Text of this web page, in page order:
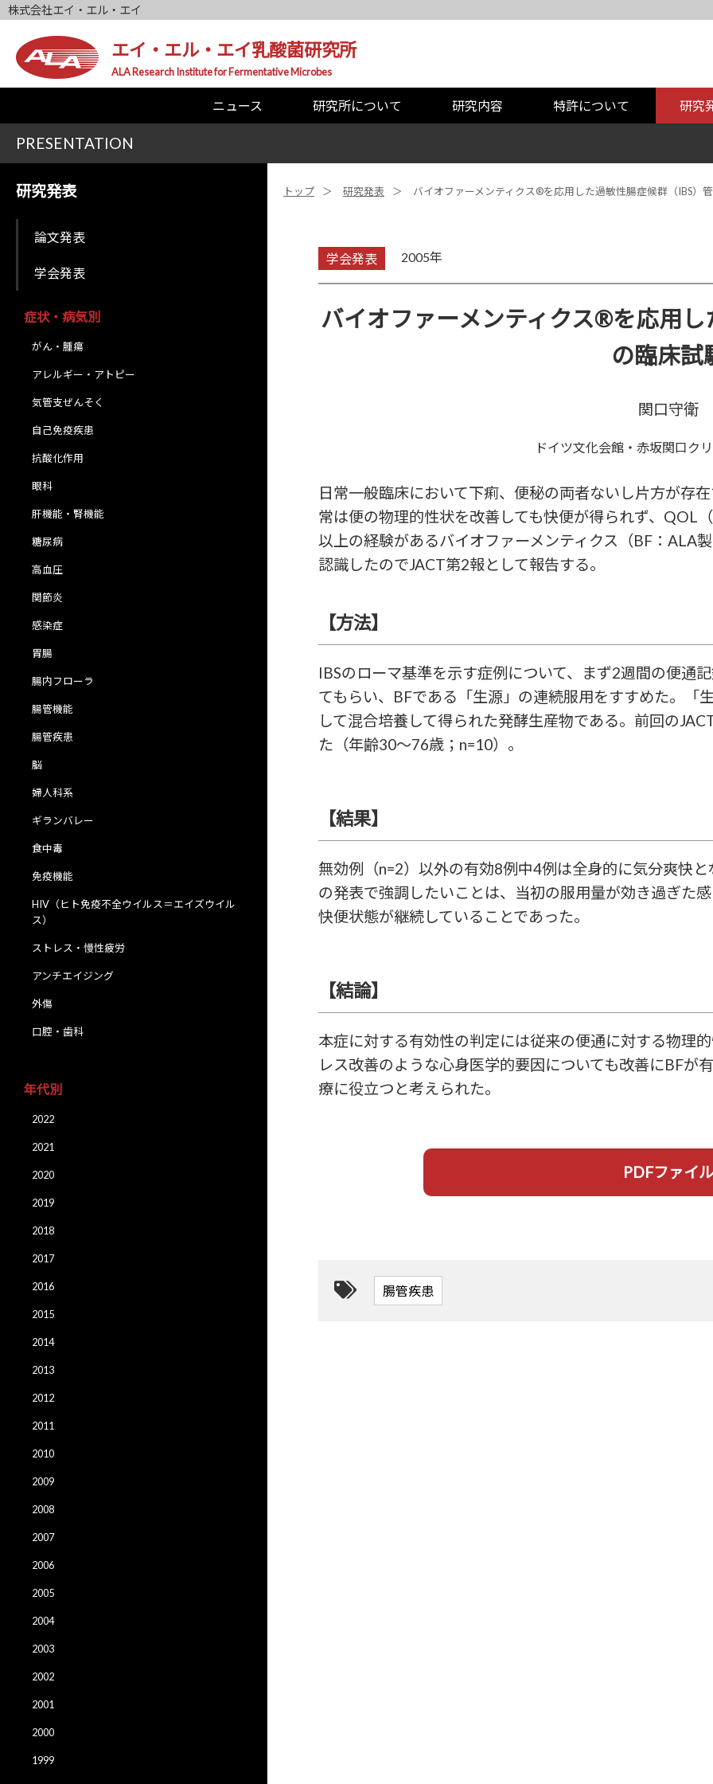
株式会社エイ・エル・エイ
エイ・エル・エイ乳酸菌研究所
ALA Research Institute for Fermentative Microbes
ニュース 研究所について 研究内容 特許について 研究
PRESENTATION
研究発表
論文発表
学会発表
症状・病気別
がん・腫瘍
アレルギー・アトピー
気管支ぜんそく
自己免疫疾患
抗酸化作用
眼科
肝機能・腎機能
糖尿病
高血圧
関節炎
感染症
胃腸
腸内フローラ
腸管機能
腸管疾患
脳
婦人科系
ギランバレー
食中毒
免疫機能
HIV（ヒト免疫不全ウイルス＝エイズウイル
ス）
ストレス・慢性疲労
アンチエイジング
外傷
口腔・歯科
年代別
2022
2021
2020
2019
2018
2017
2016
2015
2014
2013
2012
2011
2010
2009
2008
2007
2006
2005
2004
2003
2002
2001
2000
1999
トップ 研究発表 バイオファーメンティクス®を応用した過敏性腸症候群（IBS）
学会発表 2005年
バイオファーメンティクス®を応用
の臨床試
関口守衛
ドイツ文化会館・赤坂関口ク
日常一般臨床において下痢、便秘の両者ないし片方が存
常は便の物理的性状を改善しても快便が得られず、
以上の経験があるバイオファーメンティクス（BF：ALA
認識したのでJACT第2報として報告する。
【方法】
IBSのローマ基準を示す症例について、まず2週間の便通
てもらい、BFである「生源」の連続服用をすすめた。「
して混合培養して得られた発酵生産物である。前回の
た（年齢30～76歳；n=10）。
【結果】
無効例（n=2）以外の有効8例中4例は全身的に気分爽快
の発表で強調したいことは、当初の服用量が効き過ぎた
快便状態が継続していることであった。
【結論】
本症に対する有効性の判定には従来の便通に対する物理
レス改善のような心身医学的要因についても改善にBFが
療に役立つと考えられた。
PDFファイル
腸管疾患